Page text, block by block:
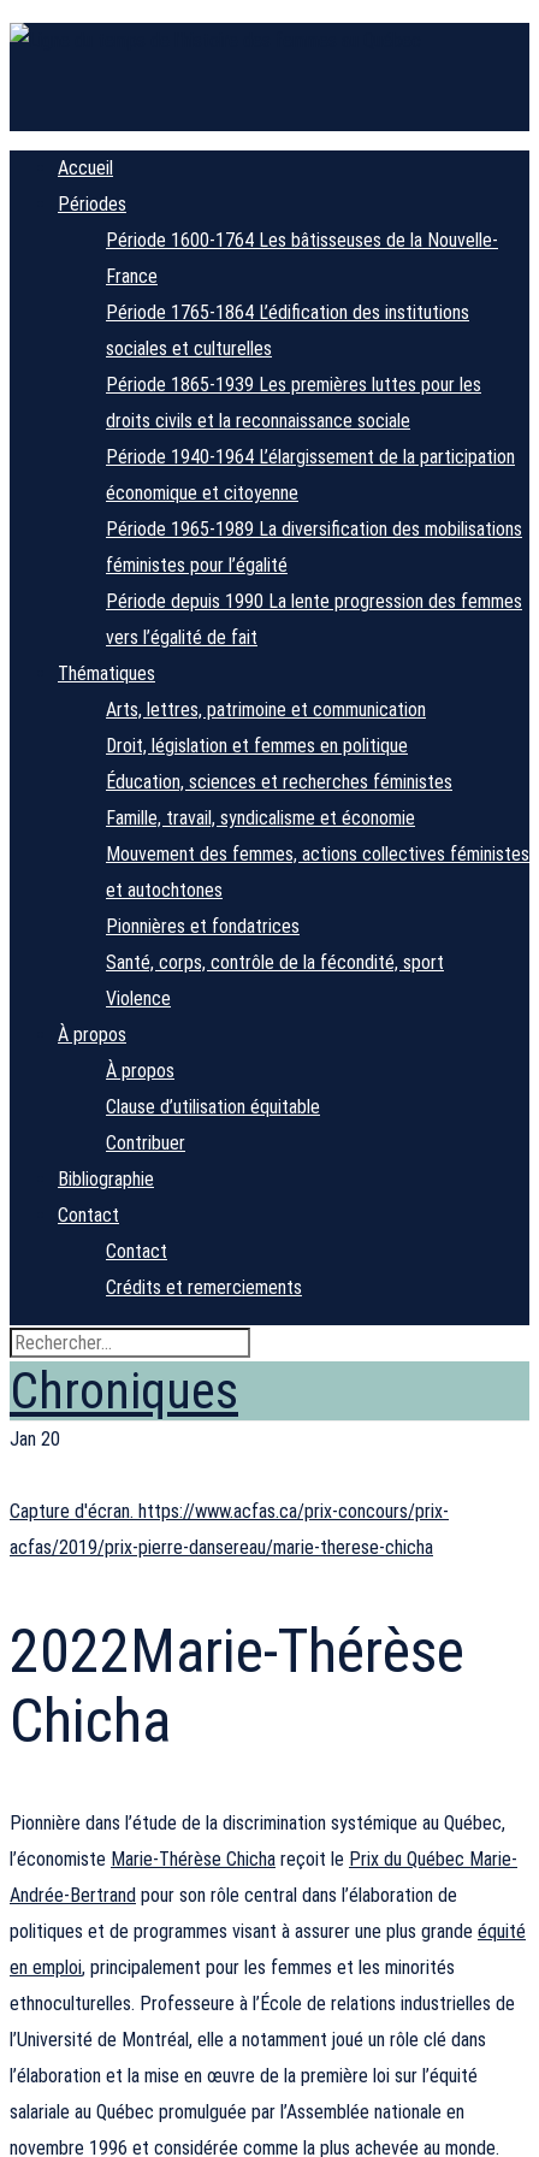
Accueil
Périodes
Période 1600-1764 Les bâtisseuses de la Nouvelle-
France
Période 1765-1864 L’édification des institutions
sociales et culturelles
Période 1865-1939 Les premières luttes pour les
droits civils et la reconnaissance sociale
Période 1940-1964 L’élargissement de la participation
économique et citoyenne
Période 1965-1989 La diversification des mobilisations
féministes pour l’égalité
Période depuis 1990 La lente progression des femmes
vers l’égalité de fait
Thématiques
Arts, lettres, patrimoine et communication
Droit, législation et femmes en politique
Éducation, sciences et recherches féministes
Famille, travail, syndicalisme et économie
Mouvement des femmes, actions collectives féministes
et autochtones
Pionnières et fondatrices
Santé, corps, contrôle de la fécondité, sport
Violence
À propos
À propos
Clause d’utilisation équitable
Contribuer
Bibliographie
Contact
Contact
Crédits et remerciements
Chroniques
Jan 20
Capture d'écran. https://www.acfas.ca/prix-concours/prix-
acfas/2019/prix-pierre-dansereau/marie-therese-chicha
2022Marie-Thérèse
Chicha
Pionnière dans l’étude de la discrimination systémique au Québec,
l’économiste Marie-Thérèse Chicha reçoit le Prix du Québec Marie-
Andrée-Bertrand pour son rôle central dans l’élaboration de
politiques et de programmes visant à assurer une plus grande équité
en emploi, principalement pour les femmes et les minorités
ethnoculturelles. Professeure à l’École de relations industrielles de
l’Université de Montréal, elle a notamment joué un rôle clé dans
l’élaboration et la mise en œuvre de la première loi sur l’équité
salariale au Québec promulguée par l’Assemblée nationale en
novembre 1996 et considérée comme la plus achevée au monde.